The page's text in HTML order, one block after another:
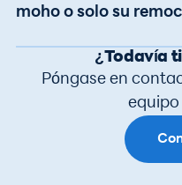
moho o solo su
¿Todavía
Póngase en